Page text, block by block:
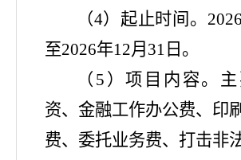
（4）起止时间。
至2026年12月31日。
（ 5）项目内容。主
资、金融工作办公费、印
费、委托业务费、打击非